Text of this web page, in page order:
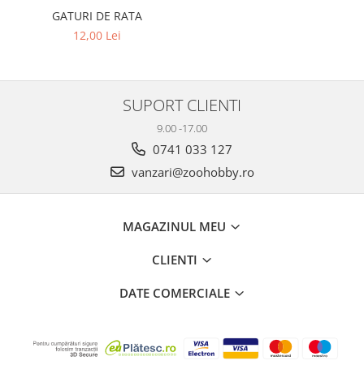
GATURI DE RATA
12,00 Lei
SUPORT CLIENTI
9.00 -17.00
0741 033 127
vanzari@zoohobby.ro
MAGAZINUL MEU
CLIENTI
DATE COMERCIALE